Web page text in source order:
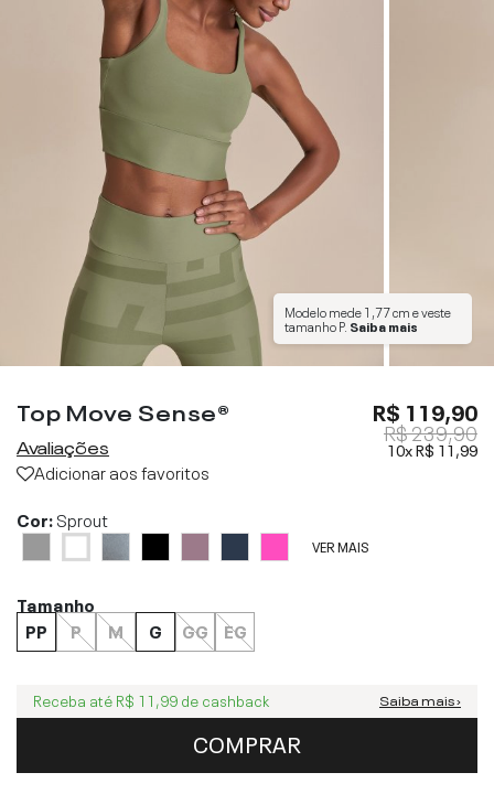
Modelo mede1,77 cme veste
tamanhoP. Saiba mais
Top Move Sense®
Avaliações
Adicionar aos favoritos
R$ 119,90
R$ 239,90
10xR$ 11,99
Cor:Sprout
VER MAIS
Tamanho
PP
P M G GG EG
Receba até R$ 11,99 de cashback Saiba mais ›
COMPRAR